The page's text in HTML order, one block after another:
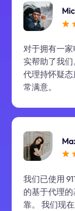
对于拥有一家
实帮助了我们
代理持怀疑
常满意。
我们已使用
的基于代理
靠。 我们现